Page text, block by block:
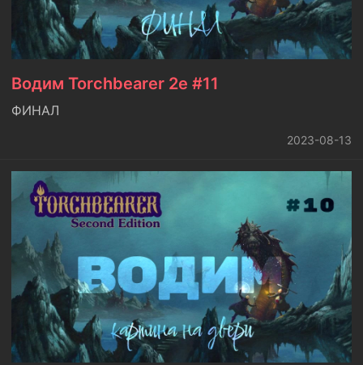
Водим Torchbearer 2e #11
ФИНАЛ
2023-08-13